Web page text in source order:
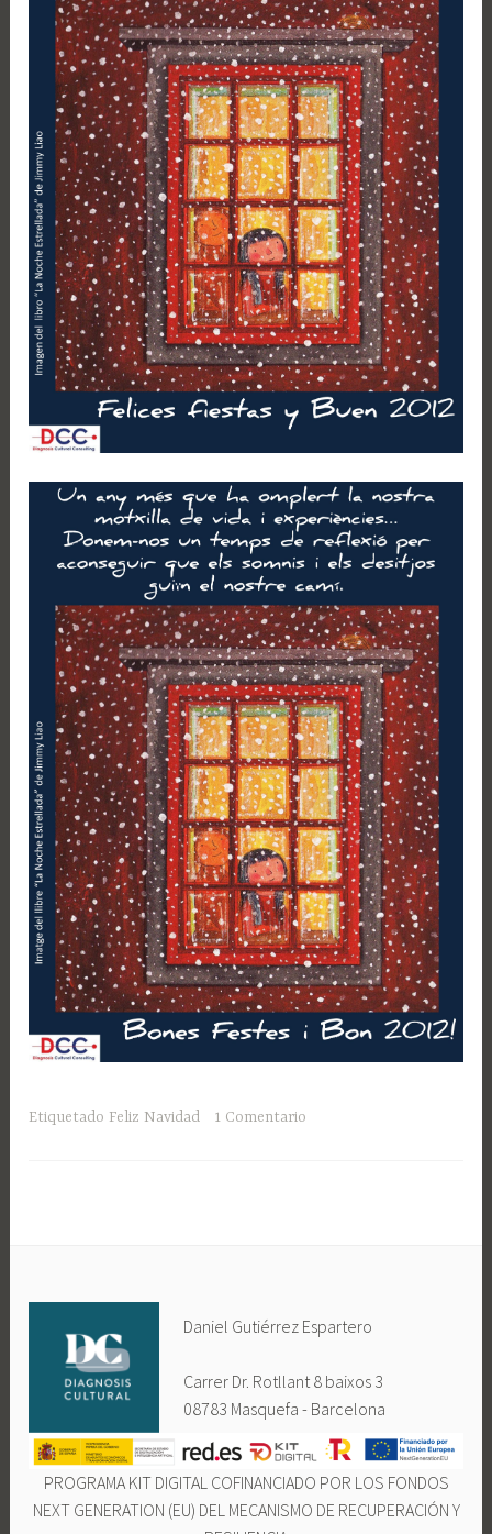
Etiquetado Feliz Navidad 1 Comentario
Daniel Gutiérrez Espartero
Carrer Dr. Rotllant 8 baixos 3
08783 Masquefa - Barcelona
PROGRAMA KIT DIGITAL COFINANCIADO POR LOS FONDOS
NEXT GENERATION (EU) DEL MECANISMO DE RECUPERACIÓN Y